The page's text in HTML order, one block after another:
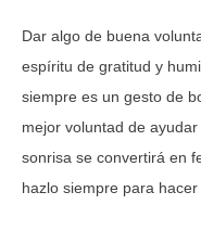
Dar algo de buena
espíritu de gratitud y
siempre es un gesto de
mejor voluntad de
sonrisa se convertirá en
hazlo siempre para hacer